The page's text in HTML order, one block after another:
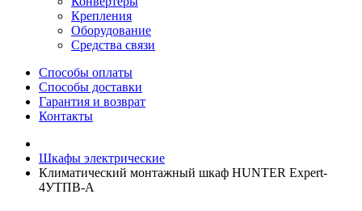
Крепления
Оборудование
Средства связи
Способы оплаты
Способы доставки
Гарантия и возврат
Контакты
Шкафы электрические
Климатический монтажный шкаф HUNTER Expert-
4УТПВ-А